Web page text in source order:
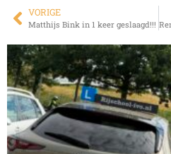
VORIGE
Matthijs Bink in 1 keer geslaagd!!!